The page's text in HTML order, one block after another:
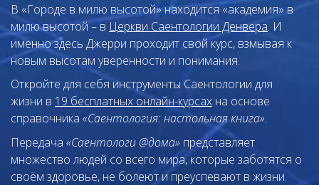
В «Городе в милю высотой» находится «академия» в
милю высотой – в Церкви Саентологии Денвера. И
именно здесь Джерри проходит свой курс, взмывая к
новым высотам уверенности и понимания.
Откройте для себя инструменты Саентологии для
жизни в 19 бесплатных онлайн-курсах на основе
справочника «Саентология: настольная книга».
Передача «Саентологи @дома» представляет
множество людей со всего мира, которые заботятся о
своём здоровье, не болеют и преуспевают в жизни.